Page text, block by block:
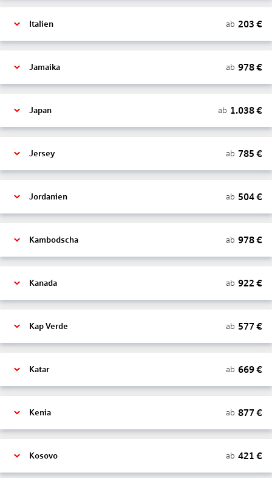
Italien ab 203 €
Jamaika ab 978€
Japan ab 1.038€
Jersey ab 785 €
Jordanien ab 504€
Kambodscha ab 978€
Kanada ab 922 €
Kap Verde ab 577 €
Katar ab 669€
Kenia ab 877 €
Kosovo ab 421 €